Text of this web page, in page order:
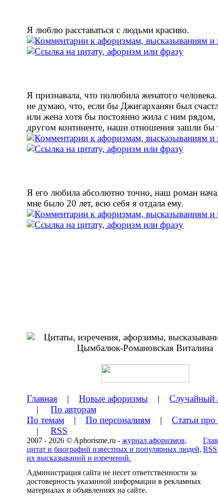
Я люблю расставаться с людьми красиво.
Я признавала, что полюбила женатого
не думаю, что, если бы Джигарханян был
или жена хотя бы постоянно жила с ним рядом,
другом континенте, наши отношения зашли бы
Я его любила абсолютно точно, наш роман
мне было 20 лет, всю себя я отдала ему.
Главная | Новые афоризмы | Случайный
| По авторам
По темам | По персоналиям | Статьи
| RSS
2007 - 2026 © Aphorisme.ru - журнал афоризмов,
цитат и биографий известных и популярных людей,
их высказываний и изречений.
Администрация сайта не несет ответственности за
достоверность указанной информации в рекламных
материалах и объявлениях на сайте.